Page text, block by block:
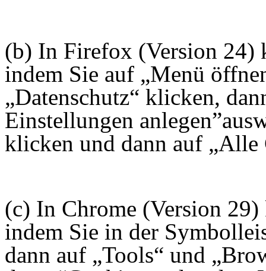
(b) In Firefox (Version 24)
indem Sie auf „Menü
„Datenschutz“ klicken,
Einstellungen
klicken und dann auf
(c) In Chrome (Version
indem Sie in der
dann auf „Tools“ und